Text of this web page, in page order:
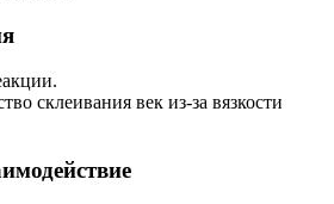
склеивания век из-за вязкости